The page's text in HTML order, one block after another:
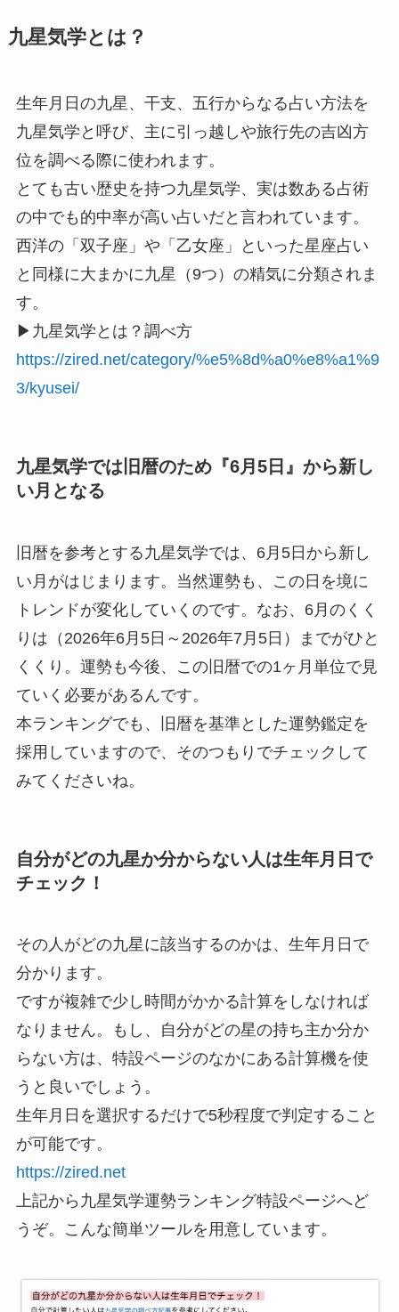
九星気学とは？
生年月日の九星、干支、五行からなる占い方法を
九星気学と呼び、主に引っ越しや旅行先の吉凶方
位を調べる際に使われます。
とても古い歴史を持つ九星気学、実は数ある占術
の中でも的中率が高い占いだと言われています。
西洋の「双子座」や「乙女座」といった星座占い
と同様に大まかに九星（9つ）の精気に分類されま
す。
▶︎九星気学とは？調べ方
https://zired.net/category/%e5%8d%a0%e8%a1%9
3/kyusei/
九星気学では旧暦のため『6月5日』から新し
い月となる
旧暦を参考とする九星気学では、6月5日から新し
い月がはじまります。当然運勢も、この日を境に
トレンドが変化していくのです。なお、6月のくく
りは（2026年6月5日～2026年7月5日）までがひと
くくり。運勢も今後、この旧暦での1ヶ月単位で見
ていく必要があるんです。
本ランキングでも、旧暦を基準とした運勢鑑定を
採用していますので、そのつもりでチェックして
みてくださいね。
自分がどの九星か分からない人は生年月日で
チェック！
その人がどの九星に該当するのかは、生年月日で
分かります。
ですが複雑で少し時間がかかる計算をしなければ
なりません。もし、自分がどの星の持ち主か分か
らない方は、特設ページのなかにある計算機を使
うと良いでしょう。
生年月日を選択するだけで5秒程度で判定すること
が可能です。
https://zired.net
上記から九星気学運勢ランキング特設ページへど
うぞ。こんな簡単ツールを用意しています。